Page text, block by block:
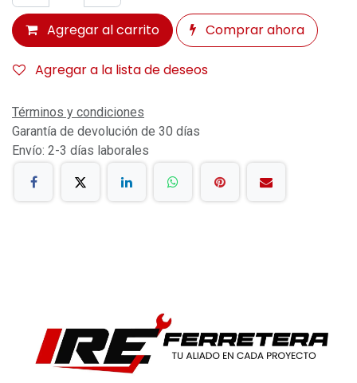
Agregar al carrito Comprar ahora
Agregar a la lista de deseos
Términos y condiciones
Garantía de devolución de 30 días
Envío: 2-3 días laborales